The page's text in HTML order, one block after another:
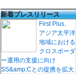
新着プレスリリース
First Plus、
アジア太平洋
地域における
クロスボーダ
ー運用の支援に向け
SS&amp;Cとの提携を拡大